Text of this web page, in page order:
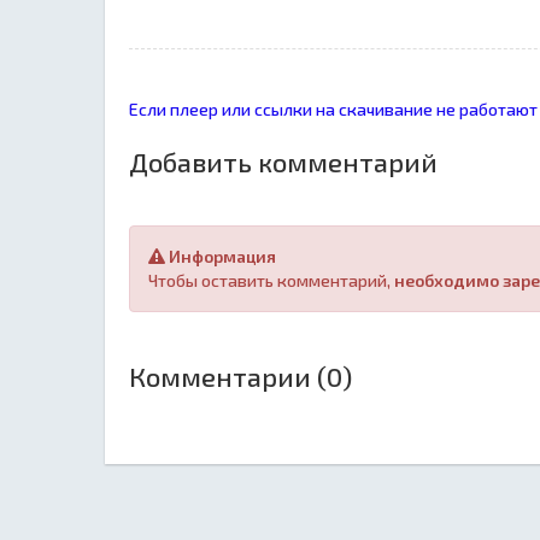
Если плеер или ссылки на скачивание не работают
Добавить комментарий
Информация
Чтобы оставить комментарий, необходимо
Комментарии (0)